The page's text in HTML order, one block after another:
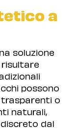
a
soluzione
possono
o
naturali,
dal